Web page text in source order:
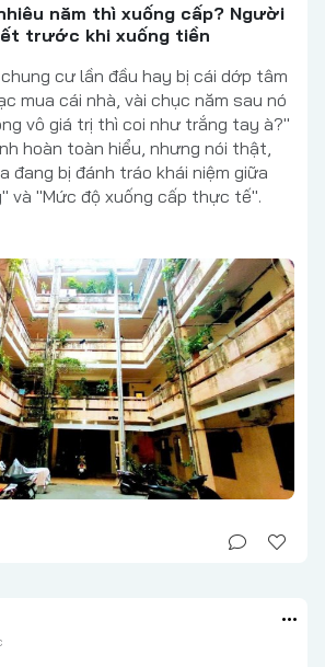
năm thì xuống cấp? Người
trước khi xuống tiền
cư lần đầu hay bị cái dớp tâm
mua cái nhà, vài chục năm sau nó
vô giá trị thì coi như trắng tay à?"
hoàn toàn hiểu, nhưng nói thật,
đang bị đánh tráo khái niệm giữa
và "Mức độ xuống cấp thực tế".